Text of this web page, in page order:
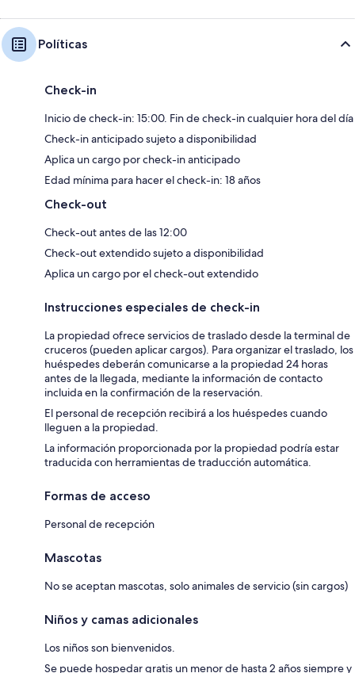
Políticas
Check-in
Inicio de check-in: 15:00. Fin de check-in cualquier hora del día
Check-in anticipado sujeto a disponibilidad
Aplica un cargo por check-in anticipado
Edad mínima para hacer el check-in: 18 años
Check-out
Check-out antes de las 12:00
Check-out extendido sujeto a disponibilidad
Aplica un cargo por el check-out extendido
Instrucciones especiales de check-in
La propiedad ofrece servicios de traslado desde la terminal de
cruceros (pueden aplicar cargos). Para organizar el traslado, los
huéspedes deberán comunicarse a la propiedad 24 horas
antes de la llegada, mediante la información de contacto
incluida en la confirmación de la reservación.
El personal de recepción recibirá a los huéspedes cuando
lleguen a la propiedad.
La información proporcionada por la propiedad podría estar
traducida con herramientas de traducción automática.
Formas de acceso
Personal de recepción
Mascotas
No se aceptan mascotas, solo animales de servicio (sin cargos)
Niños y camas adicionales
Los niños son bienvenidos.
Se puede hospedar gratis un menor de hasta 2 años siempre y